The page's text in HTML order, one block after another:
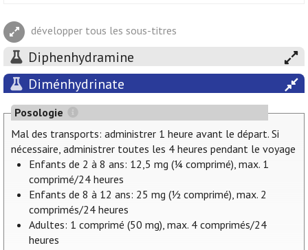
développer tous les sous-titres
Diphenhydramine
Diménhydrinate
Posologie
Mal des transports: administrer 1 heure avant le départ. Si
nécessaire, administrer toutes les 4 heures pendant le voyage
Enfants de 2 à 8 ans: 12,5 mg (¼ comprimé), max. 1
comprimé/24 heures
Enfants de 8 à 12 ans: 25 mg (½ comprimé), max. 2
comprimés/24 heures
Adultes: 1 comprimé (50 mg), max. 4 comprimés/24
heures